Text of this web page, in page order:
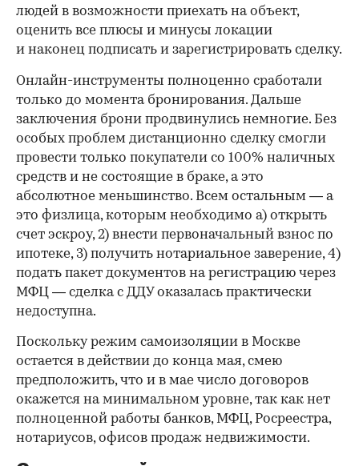
людей в возможности приехать на объект,
оценить все плюсы и минусы локации
и наконец подписать и зарегистрировать сделку.
Онлайн-инструменты полноценно сработали
только до момента бронирования. Дальше
заключения брони продвинулись немногие. Без
особых проблем дистанционно сделку смогли
провести только покупатели со 100% наличных
средств и не состоящие в браке, а это
абсолютное меньшинство. Всем остальным — а
это физлица, которым необходимо а) открыть
счет эскроу, 2) внести первоначальный взнос по
ипотеке, 3) получить нотариальное заверение, 4)
подать пакет документов на регистрацию через
МФЦ — сделка с ДДУ оказалась практически
недоступна.
Поскольку режим самоизоляции в Москве
остается в действии до конца мая, смею
предположить, что и в мае число договоров
окажется на минимальном уровне, так как нет
полноценной работы банков, МФЦ, Росреестра,
нотариусов, офисов продаж недвижимости.